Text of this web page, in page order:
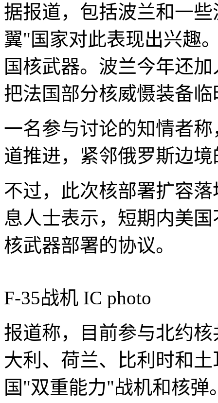
据报道，包括波兰和一
翼"国家对此表现出兴趣
国核武器。波兰今年还
把法国部分核威慑装备
一名参与讨论的知情者
道推进，紧邻俄罗斯边
不过，此次核部署扩容
息人士表示，短期内美
核武器部署的协议。
F-35战机 IC photo
报道称，目前参与北约
大利、荷兰、比利时和
国"双重能力"战机和核